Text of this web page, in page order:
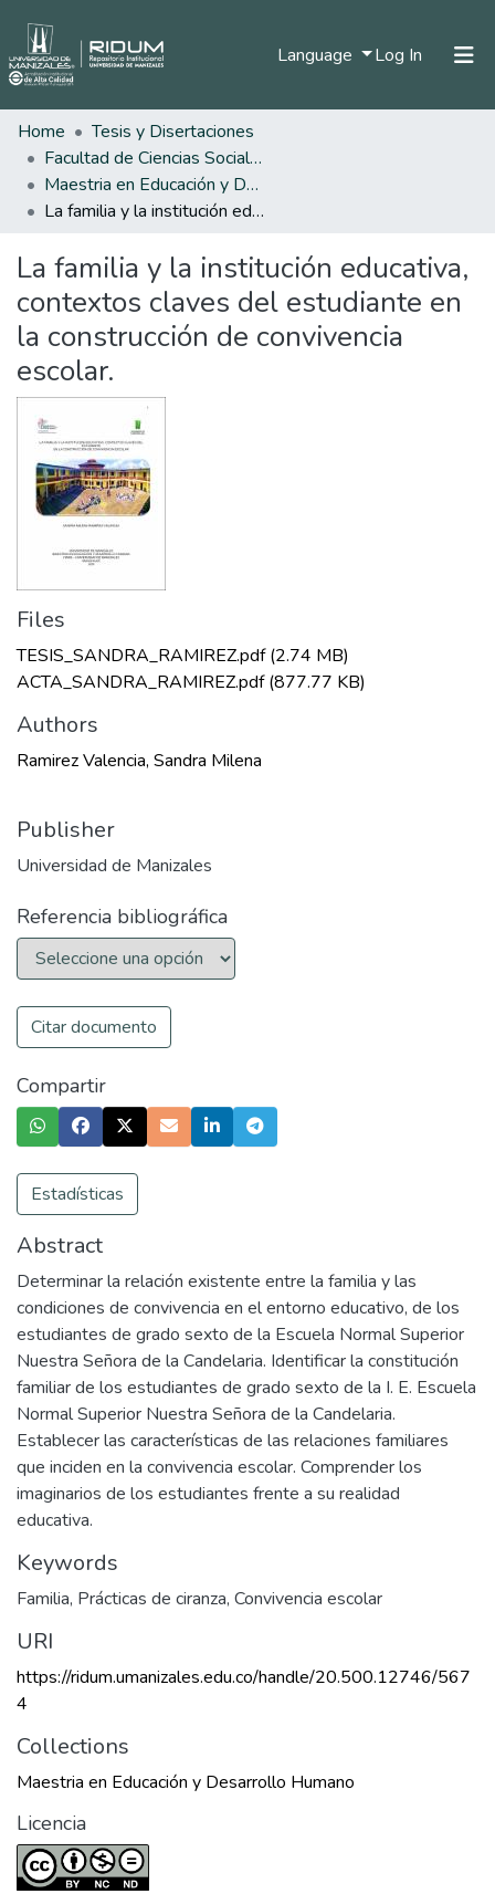
Language Log In (current)
Statistics
Home
Tesis y Disertaciones
Facultad de Ciencias Sociales y Humanas
Maestria en Educación y Desarrollo Humano
La familia y la institución educativa, contextos claves del estudiante en la construcción de convivencia escolar.
La familia y la institución educativa,
contextos claves del estudiante en
la construcción de convivencia
escolar.
Files
TESIS_SANDRA_RAMIREZ.pdf(2.74 MB)
ACTA_SANDRA_RAMIREZ.pdf(877.77 KB)
Authors
Ramirez Valencia, Sandra Milena
Publisher
Universidad de Manizales
Referencia bibliográfica
Citar documento
Compartir
Estadísticas
Abstract
Determinar la relación existente entre la familia y las
condiciones de convivencia en el entorno educativo, de los
estudiantes de grado sexto de la Escuela Normal Superior
Nuestra Señora de la Candelaria. Identificar la constitución
familiar de los estudiantes de grado sexto de la I. E. Escuela
Normal Superior Nuestra Señora de la Candelaria.
Establecer las características de las relaciones familiares
que inciden en la convivencia escolar. Comprender los
imaginarios de los estudiantes frente a su realidad
educativa.
Keywords
Familia, Prácticas de ciranza, Convivencia escolar
URI
https://ridum.umanizales.edu.co/handle/20.500.12746/567
4
Collections
Maestria en Educación y Desarrollo Humano
Licencia